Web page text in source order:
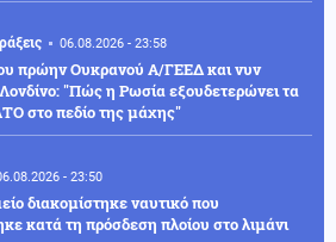
06.08.2026 - 23:58
πρώην Ουκρανού Α/ΓΕΕΔ και νυν
"Πώς η Ρωσία εξουδετερώνει τα
στο πεδίο της μάχης"
- 23:50
διακομίστηκε ναυτικό που
κατά τη πρόσδεση πλοίου στο λιμάνι